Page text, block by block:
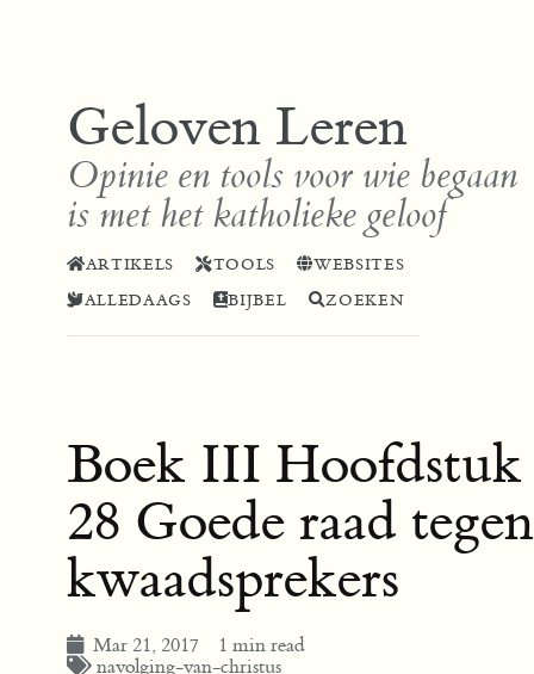
Geloven Leren
Opinie en tools voor wie begaan
is met het katholieke geloof
ARTIKELS TOOLS
WEBSITES
ALLEDAAGS
BIJBEL ZOEKEN
Boek III Hoofdstuk
28 Goede raad tegen
kwaadsprekers
Mar 21, 2017
1 min read
navolging-van-christus